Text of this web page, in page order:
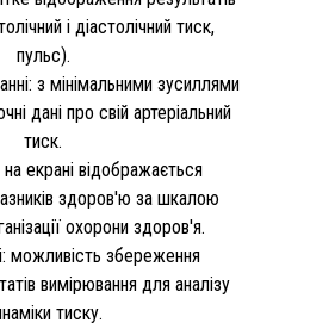
і діастолічний тиск,
пульс).
з мінімальними зусиллями
дані про свій артеріальний
тиск.
на екрані відображається
здоров'ю за шкалою
охорони здоров'я.
можливість збереження
вимірювання для аналізу
тиску.